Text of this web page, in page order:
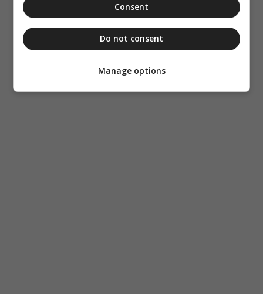
Consent
Do not consent
Manage options